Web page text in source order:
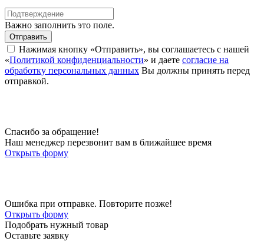
Важно заполнить это поле.
Отправить
Нажимая кнопку «Отправить», вы соглашаетесь с нашей
«Политикой конфиденциальности» и даете согласие на
обработку персональных данных Вы должны принять перед
отправкой.
Спасибо за обращение!
Наш менеджер перезвонит вам в ближайшее время
Открыть форму
Ошибка при отправке. Повторите позже!
Открыть форму
Подобрать нужный товар
Оставьте заявку